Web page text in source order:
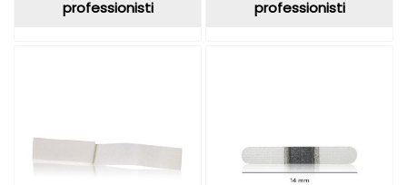
professionisti
professionisti